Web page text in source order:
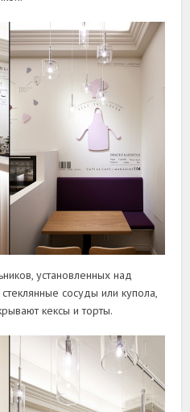
установленных над
сосуды или купола,
кексы и торты.